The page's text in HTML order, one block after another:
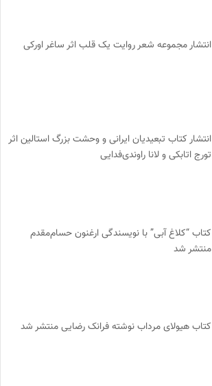
انتشار مجموعه شعر روایت یک قلب اثر ساغر اورکی
انتشار کتاب تبعیدیان ایرانی و وحشت بزرگ استالین اثر
تورج اتابکی و لانا راوندی‌فدایی
کتاب “کلاغ آبی” با نویسندگی ارغنون حسام‌مقدم
منتشر شد
کتاب هیولای مرداب نوشته فرانک رضایی منتشر شد